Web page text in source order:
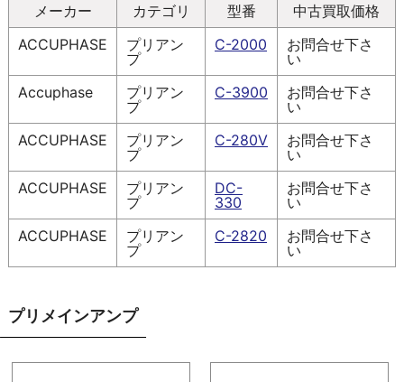
メーカー カテゴリ 型番
中古買取価格
ACCUPHASE
プリアン
プ
C-2000
お問合せ下さ
い
Accuphase
プリアン
プ
C-3900
お問合せ下さ
い
ACCUPHASE
プリアン
プ
C-280V
お問合せ下さ
い
ACCUPHASE
プリアン
プ
DC-
330
お問合せ下さ
い
ACCUPHASE
プリアン
プ
C-2820
お問合せ下さ
い
プリメインアンプ